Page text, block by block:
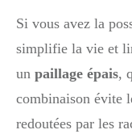
Si vous avez la
simplifie la vie et
un paillage épais,
combinaison évite
redoutées par les